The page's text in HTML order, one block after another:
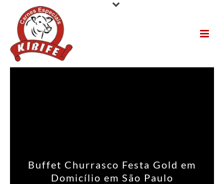
Buffet Churrasco Festa Gold em
Domicílio em São Paulo